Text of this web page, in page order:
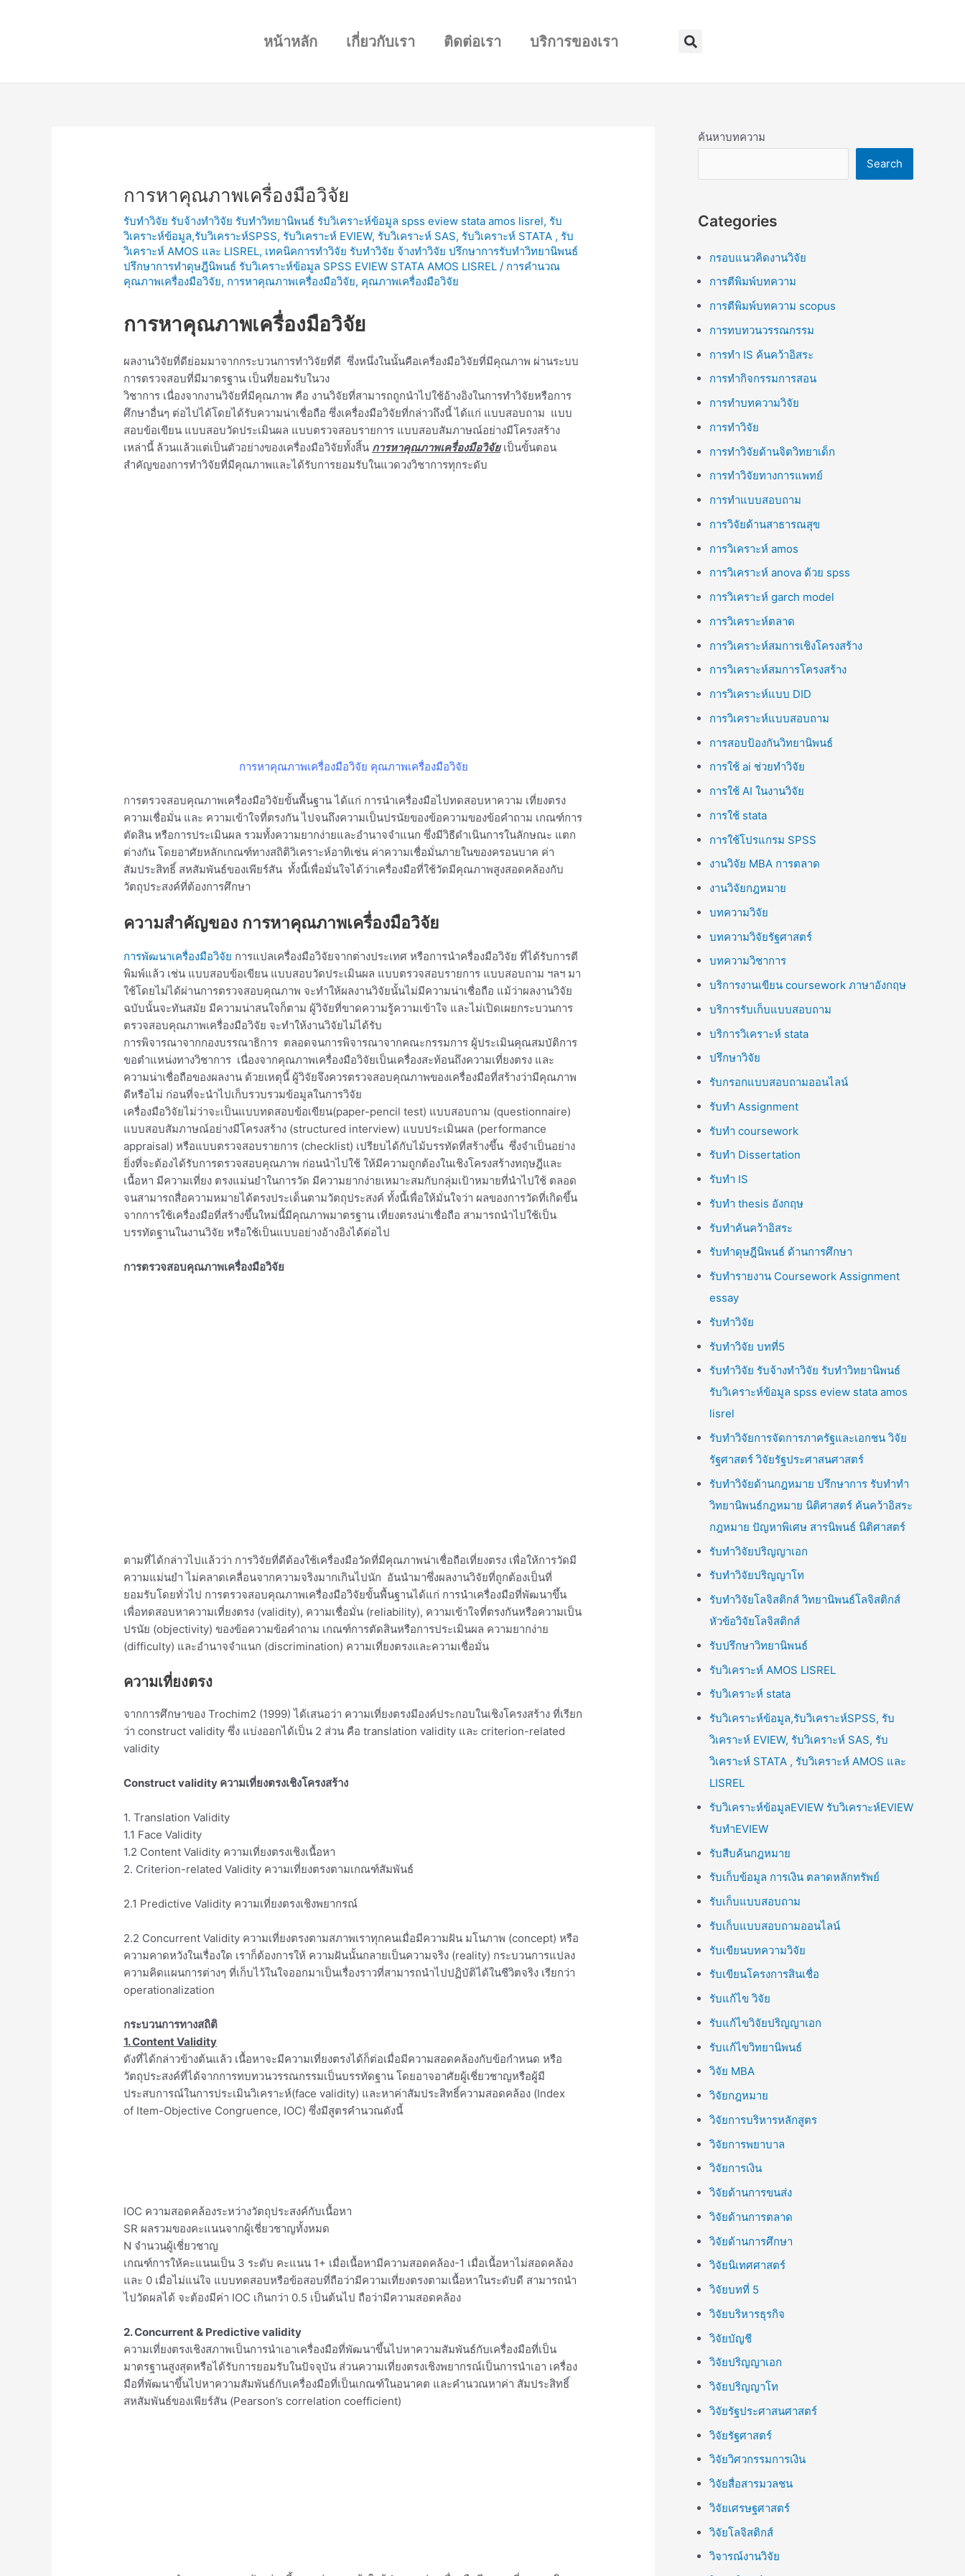
หน้าหลัก เกี่ยวกับเรา ติดต่อเรา บริการของเรา Search
การหาคุณภาพเครื่องมือวิจัย
รับทำวิจัย รับจ้างทำวิจัย รับทำวิทยานิพนธ์ รับวิเคราะห์ข้อมูล spss eview stata amos lisrel, รับ
วิเคราะห์ข้อมูล,รับวิเคราะห์SPSS, รับวิเคราะห์ EVIEW, รับวิเคราะห์ SAS, รับวิเคราะห์ STATA , รับ
วิเคราะห์ AMOS และ LISREL, เทคนิคการทำวิจัย รับทำวิจัย จ้างทำวิจัย ปรึกษาการรับทำวิทยานิพนธ์
ปรึกษาการทำดุษฎีนิพนธ์ รับวิเคราะห์ข้อมูล SPSS EVIEW STATA AMOS LISREL / การคำนวณ
คุณภาพเครื่องมือวิจัย, การหาคุณภาพเครื่องมือวิจัย, คุณภาพเครื่องมือวิจัย
การหาคุณภาพเครื่องมือวิจัย
ผลงานวิจัยที่ดีย่อมมาจากกระบวนการทำวิจัยที่ดี ซึ่งหนึ่งในนั้นคือเครื่องมือวิจัยที่มีคุณภาพ ผ่านระบบ
การตรวจสอบที่มีมาตรฐาน เป็นที่ยอมรับในวง
วิชาการ เนื่องจากงานวิจัยที่มีคุณภาพ คือ งานวิจัยที่สามารถถูกนำไปใช้อ้างอิงในการทำวิจัยหรือการ
ศึกษาอื่นๆ ต่อไปได้โดยได้รับความน่าเชื่อถือ ซึ่งเครื่องมือวิจัยที่กล่าวถึงนี้ ได้แก่ แบบสอบถาม แบบ
สอบข้อเขียน แบบสอบวัดประเมินผล แบบตรวจสอบรายการ แบบสอบสัมภาษณ์อย่างมีโครงสร้าง
เหล่านี้ ล้วนแล้วแต่เป็นตัวอย่างของเครื่องมือวิจัยทั้งสิ้น การหาคุณภาพเครื่องมือวิจัยเป็นขั้นตอน
สำคัญของการทำวิจัยที่มีคุณภาพและได้รับการยอมรับในแวดวงวิชาการทุกระดับ
การหาคุณภาพเครื่องมือวิจัย คุณภาพเครื่องมือวิจัย
การตรวจสอบคุณภาพเครื่องมือวิจัยขั้นพื้นฐาน ได้แก่ การนำเครื่องมือไปทดสอบหาความ เที่ยงตรง
ความเชื่อมั่น และ ความเข้าใจที่ตรงกัน ไปจนถึงความเป็นปรนัยของข้อความของข้อคำถาม เกณฑ์การ
ตัดสิน หรือการประเมินผล รวมทั้งความยากง่ายและอำนาจจำแนก ซึ่งมีวิธีดำเนินการในลักษณะ แตก
ต่างกัน โดยอาศัยหลักเกณฑ์ทางสถิติวิเคราะห์อาทิเช่น ค่าความเชื่อมั่นภายในของครอนบาค ค่า
สัมประสิทธิ์ สหสัมพันธ์ของเพียร์สัน ทั้งนี้เพื่อมั่นใจได้ว่าเครื่องมือที่ใช้วัดมีคุณภาพสูงสอดคล้องกับ
วัตถุประสงค์ที่ต้องการศึกษา
ความสำคัญของ การหาคุณภาพเครื่องมือวิจัย
การพัฒนาเครื่องมือวิจัย การแปลเครื่องมือวิจัยจากต่างประเทศ หรือการนำครื่องมือวิจัย ที่ได้รับการตี
พิมพ์แล้ว เช่น แบบสอบข้อเขียน แบบสอบวัดประเมินผล แบบตรวจสอบรายการ แบบสอบถาม ฯลฯ มา
ใช้โดยไม่ได้ผ่านการตรวจสอบคุณภาพ จะทำให้ผลงานวิจัยนั้นไม่มีความน่าเชื่อถือ แม้ว่าผลงานวิจัย
ฉบับนั้นจะทันสมัย มีความน่าสนใจก็ตาม ผู้วิจัยที่ขาดความรู้ความเข้าใจ และไม่เปิดเผยกระบวนการ
ตรวจสอบคุณภาพเครื่องมือวิจัย จะทำให้งานวิจัยไม่ได้รับ
การพิจารณาจากกองบรรณาธิการ ตลอดจนการพิจารณาจากคณะกรรมการ ผู้ประเมินคุณสมบัติการ
ขอตำแหน่งทางวิชาการ เนื่องจากคุณภาพเครื่องมือวิจัยเป็นเครื่องสะท้อนถึงความเที่ยงตรง และ
ความน่าเชื่อถือของผลงาน ด้วยเหตุนี้ ผู้วิจัยจึงควรตรวจสอบคุณภาพของเครื่องมือที่สร้างว่ามีคุณภาพ
ดีหรือไม่ ก่อนที่จะนำไปเก็บรวบรวมข้อมูลในการวิจัย
เครื่องมือวิจัยไม่ว่าจะเป็นแบบทดสอบข้อเขียน(paper-pencil test) แบบสอบถาม (questionnaire)
แบบสอบสัมภาษณ์อย่างมีโครงสร้าง (structured interview) แบบประเมินผล (performance
appraisal) หรือแบบตรวจสอบรายการ (checklist) เปรียบได้กับไม้บรรทัดที่สร้างขึ้น ซึ่งจำเป็นอย่าง
ยิ่งที่จะต้องได้รับการตรวจสอบคุณภาพ ก่อนนำไปใช้ ให้มีความถูกต้องในเชิงโครงสร้างทฤษฎีและ
เนื้อหา มีความเที่ยง ตรงแม่นยำในการวัด มีความยากง่ายเหมาะสมกับกลุ่มเป้าหมายที่นำไปใช้ ตลอด
จนสามารถสื่อความหมายได้ตรงประเด็นตามวัตถุประสงค์ ทั้งนี้เพื่อให้มั่นใจว่า ผลของการวัดที่เกิดขึ้น
จากการใช้เครื่องมือที่สร้างขึ้นใหม่นี้มีคุณภาพมาตรฐาน เที่ยงตรงน่าเชื่อถือ สามารถนำไปใช้เป็น
บรรทัดฐานในงานวิจัย หรือใช้เป็นแบบอย่างอ้างอิงได้ต่อไป
การตรวจสอบคุณภาพเครื่องมือวิจัย
ตามที่ได้กล่าวไปแล้วว่า การวิจัยที่ดีต้องใช้เครื่องมือวัดที่มีคุณภาพน่าเชื่อถือเที่ยงตรง เพื่อให้การวัดมี
ความแม่นยำ ไม่คลาดเคลื่อนจากความจริงมากเกินไปนัก อันนำมาซึ่งผลงานวิจัยที่ถูกต้องเป็นที่
ยอมรับโดยทั่วไป การตรวจสอบคุณภาพเครื่องมือวิจัยขั้นพื้นฐานได้แก่ การนำเครื่องมือที่พัฒนาขึ้น
เพื่อทดสอบหาความเที่ยงตรง (validity), ความเชื่อมั่น (reliability), ความเข้าใจที่ตรงกันหรือความเป็น
ปรนัย (objectivity) ของข้อความข้อคำถาม เกณฑ์การตัดสินหรือการประเมินผล ความยากง่าย
(difficulty) และอํานาจจําแนก (discrimination) ความเที่ยงตรงและความเชื่อมั่น
ความเที่ยงตรง
จากการศึกษาของ Trochim2 (1999) ได้เสนอว่า ความเที่ยงตรงมีองค์ประกอบในเชิงโครงสร้าง ที่เรียก
ว่า construct validity ซึ่ง แบ่งออกได้เป็น 2 ส่วน คือ translation validity และ criterion-related
validity
Construct validity ความเที่ยงตรงเชิงโครงสร้าง
1. Translation Validity
1.1 Face Validity
1.2 Content Validity ความเที่ยงตรงเชิงเนื้อหา
2. Criterion-related Validity ความเที่ยงตรงตามเกณฑ์สัมพันธ์
2.1 Predictive Validity ความเที่ยงตรงเชิงพยากรณ์
2.2 Concurrent Validity ความเที่ยงตรงตามสภาพเราทุกคนเมื่อมีความฝัน มโนภาพ (concept) หรือ
ความคาดหวังในเรื่องใด เราก็ต้องการให้ ความฝันนั้นกลายเป็นความจริง (reality) กระบวนการแปลง
ความคิดแผนการต่างๆ ที่เก็บไว้ในใจออกมาเป็นเรื่องราวที่สามารถนำไปปฏิบัติได้ในชีวิตจริง เรียกว่า
operationalization
กระบวนการทางสถิติ
1. Content Validity
ดังที่ได้กล่าวข้างต้นแล้ว เนื้อหาจะมีความเที่ยงตรงได้ก็ต่อเมื่อมีความสอดคล้องกับข้อกำหนด หรือ
วัตถุประสงค์ที่ได้จากการทบทวนวรรณกรรมเป็นบรรทัดฐาน โดยอาจอาศัยผู้เชี่ยวชาญหรือผู้มี
ประสบการณ์ในการประเมินวิเคราะห์(face validity) และหาค่าสัมประสิทธิ์ความสอดคล้อง (Index
of Item-Objective Congruence, IOC) ซึ่งมีสูตรคำนวณดังนี้
IOC ความสอดคล้องระหว่างวัตถุประสงค์กับเนื้อหา
SR ผลรวมของคะแนนจากผู้เชี่ยวชาญทั้งหมด
N จำนวนผู้เชี่ยวชาญ
เกณฑ์การให้คะแนนเป็น 3 ระดับ คะแนน 1+ เมื่อเนื้อหามีความสอดคล้อง-1 เมื่อเนื้อหาไม่สอดคล้อง
และ 0 เมื่อไม่แน่ใจ แบบทดสอบหรือข้อสอบที่ถือว่ามีความเที่ยงตรงตามเนื้อหาในระดับดี สามารถนำ
ไปวัดผลได้ จะต้องมีค่า IOC เกินกว่า 0.5 เป็นต้นไป ถือว่ามีความสอดคล้อง
2. Concurrent & Predictive validity
ความเที่ยงตรงเชิงสภาพเป็นการนำเอาเครื่องมือที่พัฒนาขึ้นไปหาความสัมพันธ์กับเครื่องมือที่เป็น
มาตรฐานสูงสุดหรือได้รับการยอมรับในปัจจุบัน ส่วนความเที่ยงตรงเชิงพยากรณ์เป็นการนำเอา เครื่อง
มือที่พัฒนาขึ้นไปหาความสัมพันธ์กับเครื่องมือที่เป็นเกณฑ์ในอนาคต และคำนวณหาค่า สัมประสิทธิ์
สหสัมพันธ์ของเพียร์สัน (Pearson’s correlation coefficient)
ค้นหาบทความ
Search
Categories
กรอบแนวคิดงานวิจัย
การตีพิมพ์บทความ
การตีพิมพ์บทความ scopus
การทบทวนวรรณกรรม
การทำ IS ค้นคว้าอิสระ
การทำกิจกรรมการสอน
การทำบทความวิจัย
การทำวิจัย
การทำวิจัยด้านจิตวิทยาเด็ก
การทำวิจัยทางการแพทย์
การทำแบบสอบถาม
การวิจัยด้านสาธารณสุข
การวิเคราะห์ amos
การวิเคราะห์ anova ด้วย spss
การวิเคราะห์ garch model
การวิเคราะห์ตลาด
การวิเคราะห์สมการเชิงโครงสร้าง
การวิเคราะห์สมการโครงสร้าง
การวิเคราะห์แบบ DID
การวิเคราะห์แบบสอบถาม
การสอบป้องกันวิทยานิพนธ์
การใช้ ai ช่วยทำวิจัย
การใช้ AI ในงานวิจัย
การใช้ stata
การใช้โปรแกรม SPSS
งานวิจัย MBA การตลาด
งานวิจัยกฎหมาย
บทความวิจัย
บทความวิจัยรัฐศาสตร์
บทความวิชาการ
บริการงานเขียน coursework ภาษาอังกฤษ
บริการรับเก็บแบบสอบถาม
บริการวิเคราะห์ stata
ปรึกษาวิจัย
รับกรอกแบบสอบถามออนไลน์
รับทำ Assignment
รับทำ coursework
รับทำ Dissertation
รับทำ IS
รับทำ thesis อังกฤษ
รับทำค้นคว้าอิสระ
รับทำดุษฎีนิพนธ์ ด้านการศึกษา
รับทำรายงาน Coursework Assignment
essay
รับทำวิจัย
รับทำวิจัย บทที่5
รับทำวิจัย รับจ้างทำวิจัย รับทำวิทยานิพนธ์
รับวิเคราะห์ข้อมูล spss eview stata amos
lisrel
รับทำวิจัยการจัดการภาครัฐและเอกชน วิจัย
รัฐศาสตร์ วิจัยรัฐประศาสนศาสตร์
รับทำวิจัยด้านกฎหมาย ปรึกษาการ รับทำทำ
วิทยานิพนธ์กฎหมาย นิติศาสตร์ ค้นคว้าอิสระ
กฎหมาย ปัญหาพิเศษ สารนิพนธ์ นิติศาสตร์
รับทำวิจัยปริญญาเอก
รับทำวิจัยปริญญาโท
รับทำวิจัยโลจิสติกส์ วิทยานิพนธ์โลจิสติกส์
หัวข้อวิจัยโลจิสติกส์
รับปรึกษาวิทยานิพนธ์
รับวิเคราะห์ AMOS LISREL
รับวิเคราะห์ stata
รับวิเคราะห์ข้อมูล,รับวิเคราะห์SPSS, รับ
วิเคราะห์ EVIEW, รับวิเคราะห์ SAS, รับ
วิเคราะห์ STATA , รับวิเคราะห์ AMOS และ
LISREL
รับวิเคราะห์ข้อมูลEVIEW รับวิเคราะห์EVIEW
รับทำEVIEW
รับสืบค้นกฎหมาย
รับเก็บข้อมูล การเงิน ตลาดหลักทรัพย์
รับเก็บแบบสอบถาม
รับเก็บแบบสอบถามออนไลน์
รับเขียนบทความวิจัย
รับเขียนโครงการสินเชื่อ
รับแก้ไข วิจัย
รับแก้ไขวิจัยปริญญาเอก
รับแก้ไขวิทยานิพนธ์
วิจัย MBA
วิจัยกฎหมาย
วิจัยการบริหารหลักสูตร
วิจัยการพยาบาล
วิจัยการเงิน
วิจัยด้านการขนส่ง
วิจัยด้านการตลาด
วิจัยด้านการศึกษา
วิจัยนิเทศศาสตร์
วิจัยบทที่ 5
วิจัยบริหารธุรกิจ
วิจัยบัญชี
วิจัยปริญญาเอก
วิจัยปริญญาโท
วิจัยรัฐประศาสนศาสตร์
วิจัยรัฐศาสตร์
วิจัยวิศวกรรมการเงิน
วิจัยสื่อสารมวลชน
วิจัยเศรษฐศาสตร์
วิจัยโลจิสติกส์
วิจารณ์งานวิจัย